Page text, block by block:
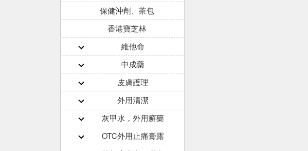
保健沖劑、茶包
香港寶芝林
維他命
中成藥
皮膚護理
外用清潔
灰甲水，外用癬藥
OTC外用止痛膏露